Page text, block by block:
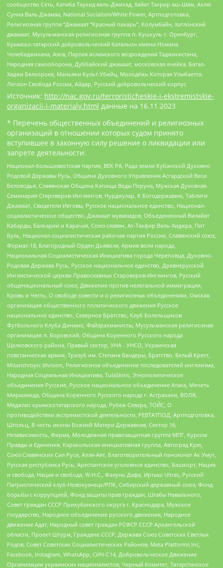
сообщество Сеть, Катиба Таухид валь-Джихад, Хайят Тахрир аш-Шам, Ахлю
Сунна Валь Джамаа, National Socialism/White Power, Артподготовка,
Религиозная группа “Джамаат “Красный пахарь”, Колумбайн, Хатлонский
джамаат, Мусульманская религиозная группа п. Кушкуль г. Оренбург,
Крымско-татарский добровольческий батальон имени Номана
Челебиджихана, Азов, Партия исламского возрождения Таджикистана,
Народная самооборона, Дуббайский джамаат, московская ячейка, Батал-
Хаджи Белхороев, Маньяки Культ Убийц, Молодёжь Которая Улыбается,
Легион Свобода России, Айдар, Русский добровольческий корпус
Источник: http://nac.gov.ru/terroristicheskie-i-ekstremistskie-
organizacii-i-materialy.html данные на 16.11.2023
* Перечень общественных объединений и религиозных
организаций в отношении которых судом принято
вступившее в законную силу решение о ликвидации или
запрете деятельности:
Национал-большевистская партия, ВЕК РА, Рада земли Кубанской Духовно
Родовой Державы Русь, Община Духовного Управления Асгардской Веси
Беловодья, Славянская Община Капища Веды Перуна, Мужская Духовная
Семинария Староверов-Инглингов, Нурджулар, К Богодержавию, Таблиги
Джамаат, Свидетели Иеговы, Русское национальное единство, Национал-
социалистическое общество, Джамаат мувахидов, Объединенный Вилайат
Кабарды, Балкарии и Карачая, Союз славян, Ат-Такфир Валь-Хиджра, Пит
Буль, Национал-социалистическая рабочая партия России, Славянский союз,
Формат-18, Благородный Орден Дьявола, Армия воли народа,
Национальная Социалистическая Инициатива города Череповца, Духовно-
Родовая Держава Русь, Русское национальное единство, Древнерусской
Инглистической церкви Православных Староверов-Инглингов, Русский
общенациональный союз, Движение против нелегальной иммиграции,
Кровь и Честь, О свободе совести и о религиозных объединениях, Омская
организация общественного политического движения Русское
национальное единство, Северное Братство, Клуб Болельщиков
Футбольного Клуба Динамо, Файзрахманисты, Мусульманская религиозная
организация п. Боровский, Община Коренного Русского народа
Щелковского района, Правый сектор, УНА - УНСО, Украинская
повстанческая армия, Тризуб им. Степана Бандеры, Братство, Белый Крест,
Misanthropic division, Религиозное объединение последователей инглиизма,
Народная Социальная Инициатива, TulaSkins, Этнополитическое
объединение Русские, Русское национальное объединение Атака, Мечеть
Мирмамеда, Община Коренного Русского народа г. Астрахани, ВОЛЯ,
Меджлис крымскотатарского народа, Рубеж Севера, ТОЙС, О
противодействии экстремистской деятельности, РЕВТАТПОД, Артподготовка,
Штольц, В честь иконы Божией Матери Державная, Сектор 16,
Независимость, Фирма, Молодежная правозащитная группа МПГ, Курсом
Правды и Единения, Каракольская инициативная группа, Автоград Крю,
Союз Славянских Сил Руси, Алля-Аят, Благотворительный пансионат Ак Умут,
Русская республика Русь, Арестантское уголовное единство, Башкорт, Нация
и свобода, Нация и свобода, W.H.С., Фалунь Дафа, Иртыш Ultras, Русский
Патриотический клуб-Новокузнецк/РПК, Сибирский державный союз, Фонд
борьбы с коррупцией, Фонд защиты прав граждан, Штабы Навального,
Совет граждан СССР Прикубанского округа г. Краснодара, Мужское
государство, Народное объединение русского движения, Народное
движение Адат, Народный совет граждан РСФСР СССР Архангельской
области, Проект Штурм, Граждане СССР, Держава Союз Советских Светлых
Родов, Совет Советских Социалистических Районов, Meta Platforms Inc,
Facebook, Instagram, WhatsApp, СИЧ-С14, Добровольческое Движение
Организации украинских националистов, Черный Комитет, Татарстанское